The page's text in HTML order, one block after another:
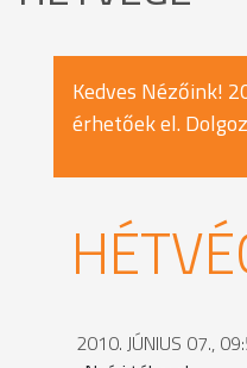
Kedves Nézőink!
érhetőek el.
2010. JÚNIUS 07.,